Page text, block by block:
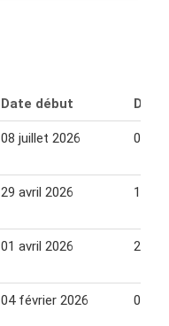
Date début Date
08 juillet 2026 04
29 avril 2026 19
01 avril 2026 28
04 février 2026 03